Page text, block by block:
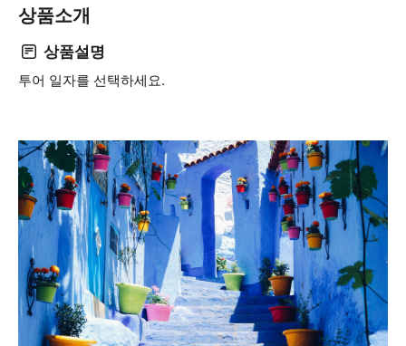
상품소개
상품설명
투어 일자를 선택하세요.